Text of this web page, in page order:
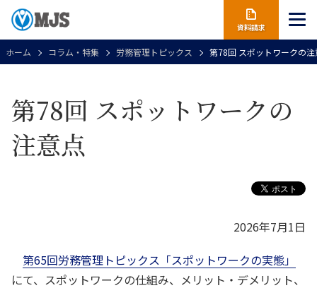
資料請求
ホーム コラム・特集 労務管理トピックス 第78回 スポットワークの注
第78回 スポットワークの
注意点
2026年7月1日
第65回労務管理トピックス「スポットワークの実態」
にて、スポットワークの仕組み、メリット・デメリット、